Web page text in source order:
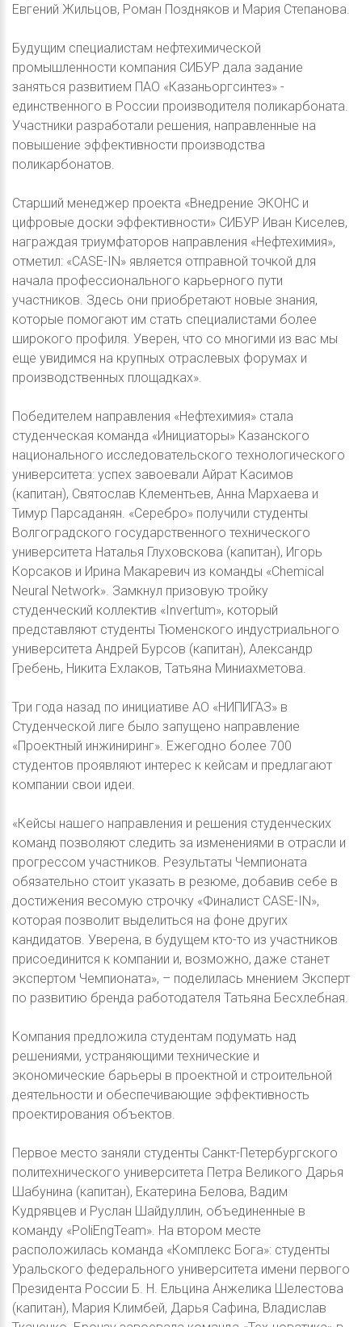
Евгений Жильцов, Роман Поздняков и Мария Степанова.
Будущим специалистам нефтехимической
промышленности компания СИБУР дала задание
заняться развитием ПАО «Казаньоргсинтез» -
единственного в России производителя поликарбоната.
Участники разработали решения, направленные на
повышение эффективности производства
поликарбонатов.
Старший менеджер проекта «Внедрение ЭКОНС и
цифровые доски эффективности» СИБУР Иван Киселев,
награждая триумфаторов направления «Нефтехимия»,
отметил: «CASE-IN» является отправной точкой для
начала профессионального карьерного пути
участников. Здесь они приобретают новые знания,
которые помогают им стать специалистами более
широкого профиля. Уверен, что со многими из вас мы
еще увидимся на крупных отраслевых форумах и
производственных площадках».
Победителем направления «Нефтехимия» стала
студенческая команда «Инициаторы» Казанского
национального исследовательского технологического
университета: успех завоевали Айрат Касимов
(капитан), Святослав Клементьев, Анна Мархаева и
Тимур Парсаданян. «Серебро» получили студенты
Волгоградского государственного технического
университета Наталья Глуховскова (капитан), Игорь
Корсаков и Ирина Макаревич из команды «Chemical
Neural Network». Замкнул призовую тройку
студенческий коллектив «Invertum», который
представляют студенты Тюменского индустриального
университета Андрей Бурсов (капитан), Александр
Гребень, Никита Ехлаков, Татьяна Миниахметова.
Три года назад по инициативе АО «НИПИГАЗ» в
Студенческой лиге было запущено направление
«Проектный инжиниринг». Ежегодно более 700
студентов проявляют интерес к кейсам и предлагают
компании свои идеи.
«Кейсы нашего направления и решения студенческих
команд позволяют следить за изменениями в отрасли и
прогрессом участников. Результаты Чемпионата
обязательно стоит указать в резюме, добавив себе в
достижения весомую строчку «Финалист CASE-IN»,
которая позволит выделиться на фоне других
кандидатов. Уверена, в будущем кто-то из участников
присоединится к компании и, возможно, даже станет
экспертом Чемпионата», – поделилась мнением Эксперт
по развитию бренда работодателя Татьяна Бесхлебная.
Компания предложила студентам подумать над
решениями, устраняющими технические и
экономические барьеры в проектной и строительной
деятельности и обеспечивающие эффективность
проектирования объектов.
Первое место заняли студенты Санкт-Петербургского
политехнического университета Петра Великого Дарья
Шабунина (капитан), Екатерина Белова, Вадим
Кудрявцев и Руслан Шайдуллин, объединенные в
команду «PoliEngTeam». На втором месте
расположилась команда «Комплекс Бога»: студенты
Уральского федерального университета имени первого
Президента России Б. Н. Ельцина Анжелика Шелестова
(капитан), Мария Климбей, Дарья Сафина, Владислав